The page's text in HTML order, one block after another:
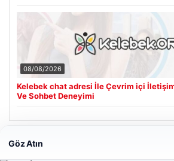
08/08/2026
Kelebek chat adresi İle Çevrim içi
Ve Sohbet Deneyimi
Son Eklenen Firmalar
Göz Atın